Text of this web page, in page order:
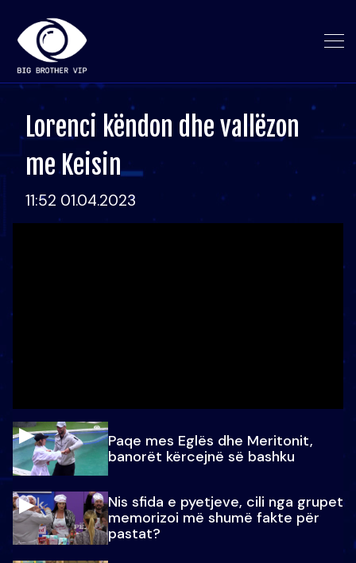
Lorenci këndon dhe vallëzon
me Keisin
11:52 01.04.2023
Paqe mes Eglës dhe Meritonit,
banorët kërcejnë së bashku
Nis sfida e pyetjeve, cili nga grupet
memorizoi më shumë fakte për
pastat?